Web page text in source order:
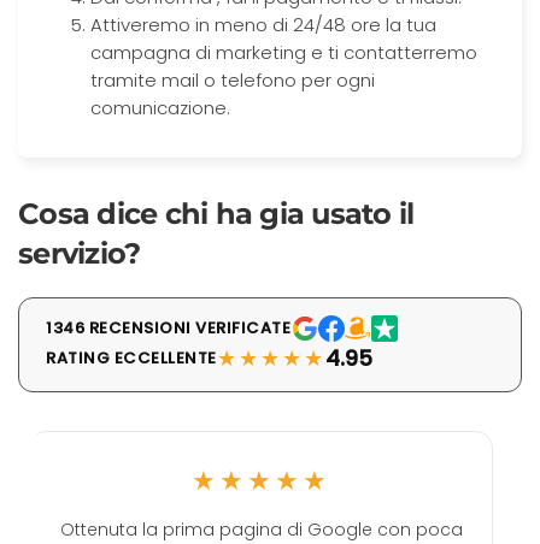
Attiveremo in meno di 24/48 ore la tua
campagna di marketing e ti contatterremo
tramite mail o telefono per ogni
comunicazione.
Cosa dice chi ha gia usato il
servizio?
1346 RECENSIONI VERIFICATE
RATING ECCELLENTE★★★★★4.95
★★★★★
Ottenuta la prima pagina di Google con poca